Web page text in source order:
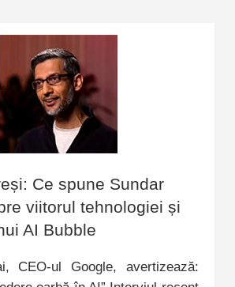
Ce spune Sundar
viitorul tehnologiei și
AI Bubble
CEO-ul Google, avertizează: